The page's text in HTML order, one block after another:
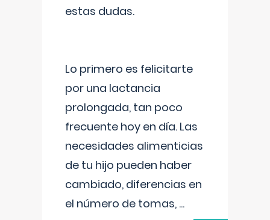
estas dudas.
Lo primero es felicitarte
por una lactancia
prolongada, tan poco
frecuente hoy en día. Las
necesidades alimenticias
de tu hijo pueden haber
cambiado, diferencias en
el número de tomas, ...